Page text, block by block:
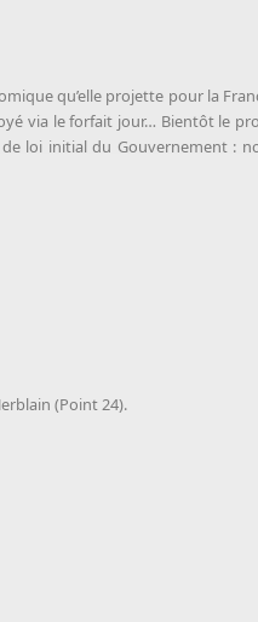
qu’elle projette pour la
via le forfait jour… Bientôt le
loi initial du Gouvernement :
(Point 24).